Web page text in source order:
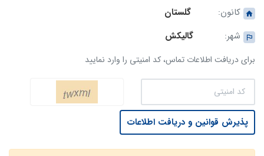
کانون:
گلستان
شهر:
گالیکش‎
برای دریافت اطلاعات تماس، کد امنیتی را وارد نمایید
پذیرش قوانین و دریافت اطلاعات